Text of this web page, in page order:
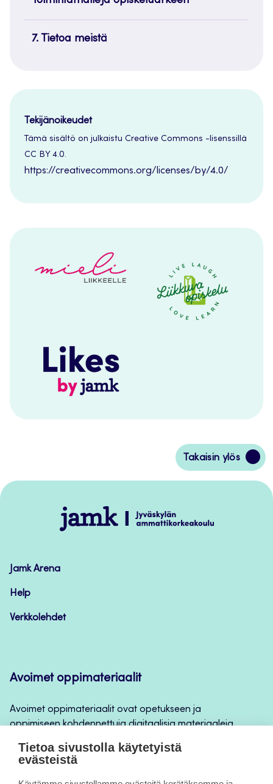
7. Tietoa meistä
Tekijänoikeudet
Tämä sisältö on julkaistu Creative Commons -lisenssillä
CC BY 4.0.
https://creativecommons.org/licenses/by/4.0/
Takaisin ylös
Siirry
takaisin
Jamk
–
Jamk Arena
Help
Verkkolehdet
Avoimet oppimateriaalit
Avoimet oppimateriaalit ovat opetukseen ja
oppimiseen kohdennettuja digitaalisia materiaaleja,
opintojaksototeutuksilla, jatkuvan oppimisen ja
Tietoa sivustolla käytetyistä
evästeistä